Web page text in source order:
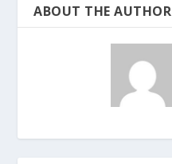
ABOUT THE AUTHOR